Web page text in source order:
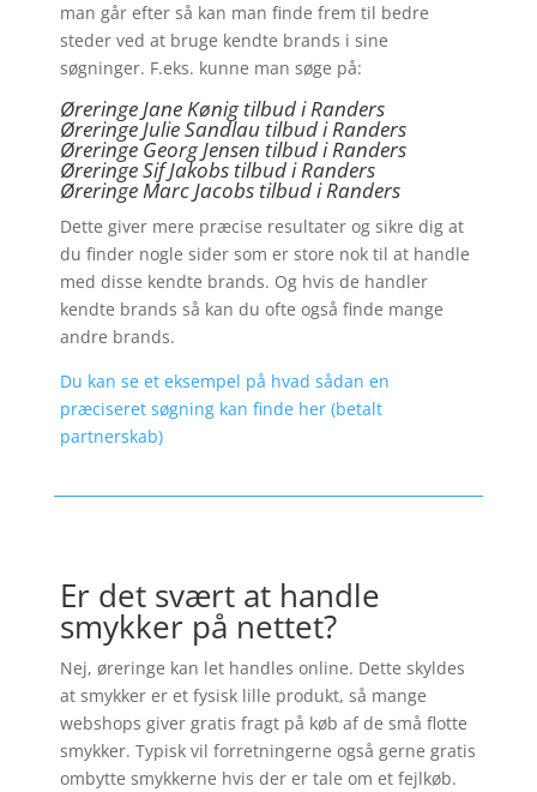
man går efter så kan man finde frem til bedre
steder ved at bruge kendte brands i sine
søgninger. F.eks. kunne man søge på:
Øreringe Jane Kønig tilbud i Randers
Øreringe Julie Sandlau tilbud i Randers
Øreringe Georg Jensen tilbud i Randers
ØreringeSif Jakobs tilbud i Randers
Øreringe Marc Jacobs tilbud i Randers
Dette giver mere præcise resultater og sikre dig at
du finder nogle sider som er store nok til at handle
med disse kendte brands. Og hvis de handler
kendte brands så kan du ofte også finde mange
andre brands.
Du kan se et eksempel på hvad sådan en
præciseret søgning kan finde her (betalt
partnerskab)
Er det svært at handle
smykker på nettet?
Nej, øreringe kan let handles online. Dette skyldes
at smykker er et fysisk lille produkt, så mange
webshops giver gratis fragt på køb af de små flotte
smykker. Typisk vil forretningerne også gerne gratis
ombytte smykkerne hvis der er tale om et fejlkøb.